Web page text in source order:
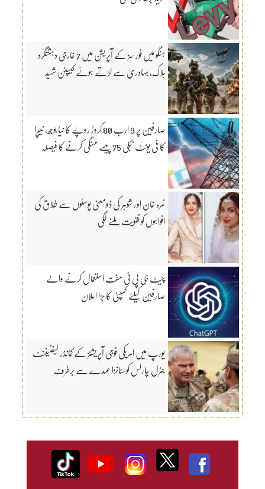
ہنگو میں فورسز کے آپریشن میں 7 خارجی دہشتگرد
ہلاک، بہادری سے لڑتے ہوئے کیپٹن شہید
صارفین پر 9 ارب 80 کروڑ روپے کا نیا بوجھ، نیپرا
کا فی یونٹ بجلی 75 پیسے مہنگی کرنے کا فیصلہ
نمرہ خان اور شوہر کی ذومعنی پوسٹوں سے طلاق کی
افواہوں کو تقویت ملنے لگی
چیٹ جی پی ٹی مفت استعمال کرنے والے
صارفین کیلئے کمپنی کا بڑا اعلان
یورپ میں امریکی فوجی آپریشنز کے کمانڈر لیفٹیننٹ
جنرل چارلس کوسٹانزا عہدے سے برطرف